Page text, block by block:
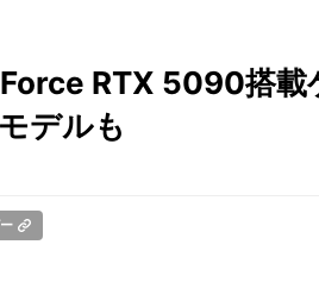
RTX 5090搭載
デルも